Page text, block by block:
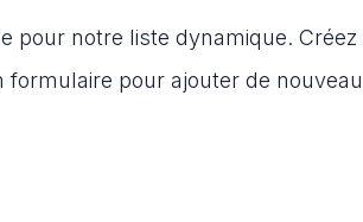
pour notre liste dynamique. Créez
formulaire pour ajouter de